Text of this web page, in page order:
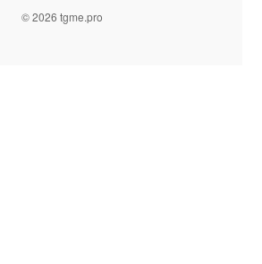
© 2026 tgme.pro